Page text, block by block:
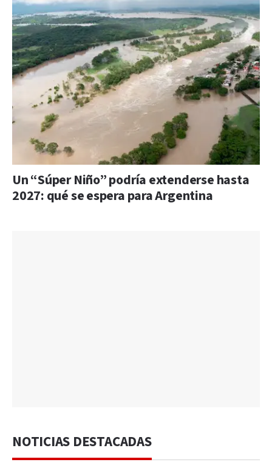
Un “Súper Niño” podría extenderse hasta
2027: qué se espera para Argentina
NOTICIAS DESTACADAS